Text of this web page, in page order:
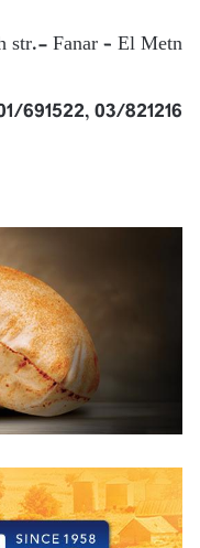
str.- Fanar – El Metn
691522, 03/821216